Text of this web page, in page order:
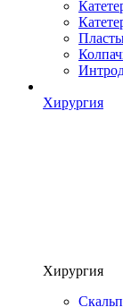
Хирургия
Хирургия